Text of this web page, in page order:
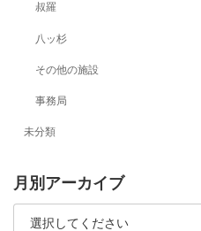
叔羅
八ッ杉
その他の施設
事務局
未分類
月別アーカイブ